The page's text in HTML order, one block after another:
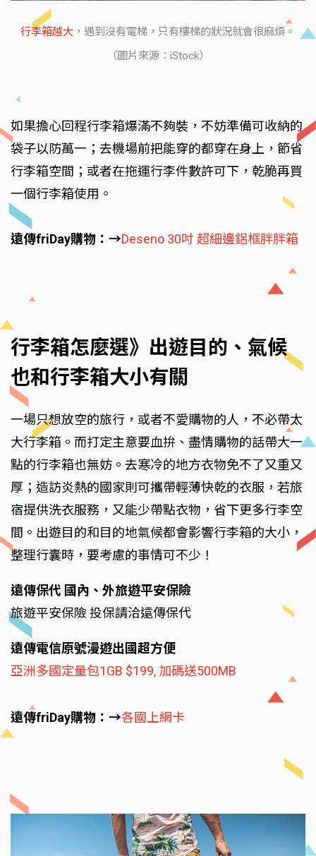
行李箱越大 ，遇到沒有電梯，只有樓梯的狀況就會很麻煩。
（圖片來源：iStock）
如果擔心回程行李箱爆滿不夠裝，不妨準備可收納的
袋子以防萬一；去機場前把能穿的都穿在身上，節省
行李箱空間；或者在拖運行李件數許可下，乾脆再買
一個行李箱使用。
遠傳friDay購物：→Deseno 30吋 超細邊鋁框胖胖箱
行李箱怎麼選》出遊目的、氣候
也和行李箱大小有關
一場只想放空的旅行，或者不愛購物的人，不必帶太
大行李箱。而打定主意要血拚、盡情購物的話帶大一
點的行李箱也無妨。去寒冷的地方衣物免不了又重又
厚；造訪炎熱的國家則可攜帶輕薄快乾的衣服，若旅
宿提供洗衣服務，又能少帶點衣物，省下更多行李空
間。出遊目的和目的地氣候都會影響行李箱的大小，
整理行囊時，要考慮的事情可不少！
遠傳保代 國內、外旅遊平安保險
旅遊平安保險 投保請洽遠傳保代
遠傳電信原號漫遊出國超方便
亞洲多國定量包1GB $199, 加碼送500MB
遠傳friDay購物：→各國上網卡